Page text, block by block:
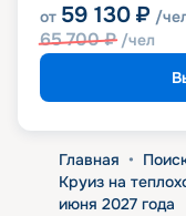
от 59 130 ₽ /
65 700₽ /чел
Главная •
Круиз на
июня 2027 года